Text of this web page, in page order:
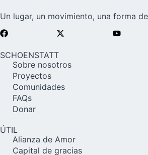
Un lugar, un movimiento, una forma
SCHOENSTATT
Sobre nosotros
Proyectos
Comunidades
FAQs
Donar
ÚTIL
Alianza de Amor
Capital de gracias